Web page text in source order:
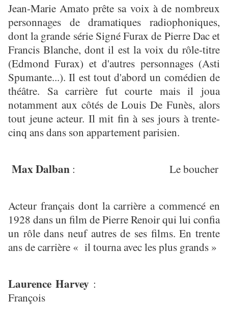
Jean-Marie Amato prête sa voix à de nombreux
personnages de dramatiques radiophoniques,
dont la grande série Signé Furax de Pierre Dac et
Francis Blanche, dont il est la voix du rôle-titre
(Edmond Furax) et d'autres personnages (Asti
Spumante...). Il est tout d'abord un comédien de
théâtre. Sa carrière fut courte mais il joua
notamment aux côtés de Louis De Funès, alors
tout jeune acteur. Il mit fin à ses jours à trente-
cinq ans dans son appartement parisien.
Max Dalban : Le boucher
Acteur français dont la carrière a commencé en
1928 dans un film de Pierre Renoir qui lui confia
un rôle dans neuf autres de ses films. En trente
ans de carrière « il tourna avec les plus grands »
Laurence Harvey:
François